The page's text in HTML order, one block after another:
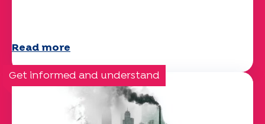
Read more
Get informed and understand